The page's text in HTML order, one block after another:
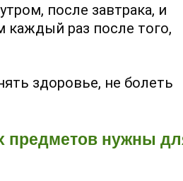
после завтрака, и
каждый раз после того,
здоровье, не болеть
предметов нужны